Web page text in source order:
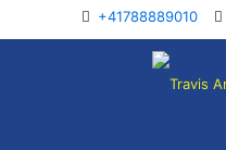
+41788889010